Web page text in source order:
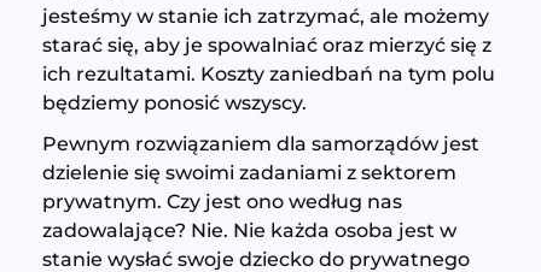
jesteśmy w stanie ich zatrzymać, ale możemy
starać się, aby je spowalniać oraz mierzyć się z
ich rezultatami. Koszty zaniedbań na tym polu
będziemy ponosić wszyscy.
Pewnym rozwiązaniem dla samorządów jest
dzielenie się swoimi zadaniami z sektorem
prywatnym. Czy jest ono według nas
zadowalające? Nie. Nie każda osoba jest w
stanie wysłać swoje dziecko do prywatnego